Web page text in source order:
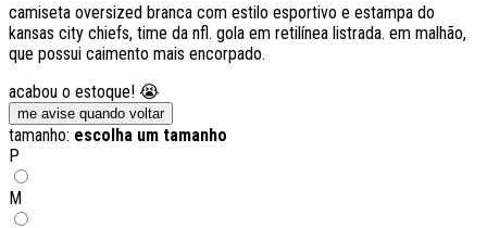
camiseta oversized branca com estilo esportivo e estampa do
kansas city chiefs, time da nfl. gola em retilínea listrada. em malhão,
que possui caimento mais encorpado.
acabou o estoque! 😭
me avise quando voltar
tamanho: escolha um tamanho
P
M